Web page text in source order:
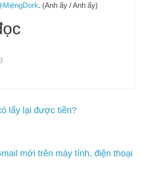
. (Anh ấy / Anh ấy)
lấy lại được tiền?
mới trên máy tính, điện thoại